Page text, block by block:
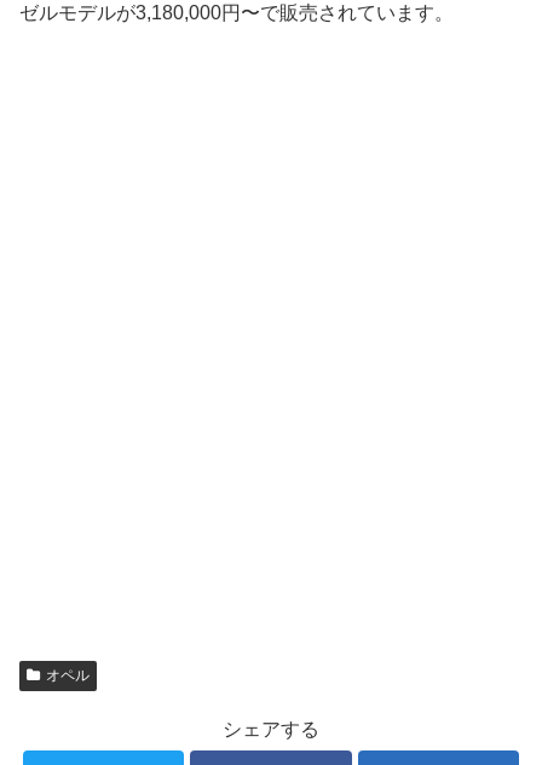
ゼルモデルが3,180,000円〜で販売されています。
オペル
シェアする